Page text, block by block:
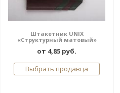
Штакетник UNIX
«Структурный матовый»
от 4,85 руб.
Выбрать продавца